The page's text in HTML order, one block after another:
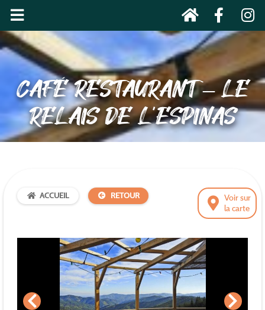
CAFÉ RESTAURANT – LE
RELAIS DE L’ESPINAS
Voir sur
la carte
ACCUEIL RETOUR